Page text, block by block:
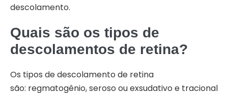
descolamento.
Quais são os tipos de
descolamentos de retina?
Os tipos de descolamento de retina
são: regmatogênio, seroso ou exsudativo e tracional